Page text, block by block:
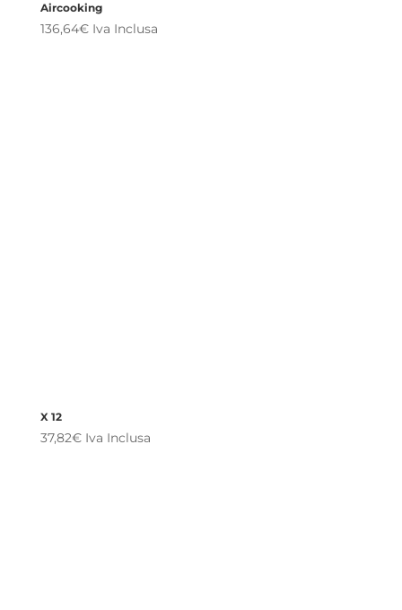
Aircooking
136,64€ Iva Inclusa
X 12
37,82€ Iva Inclusa